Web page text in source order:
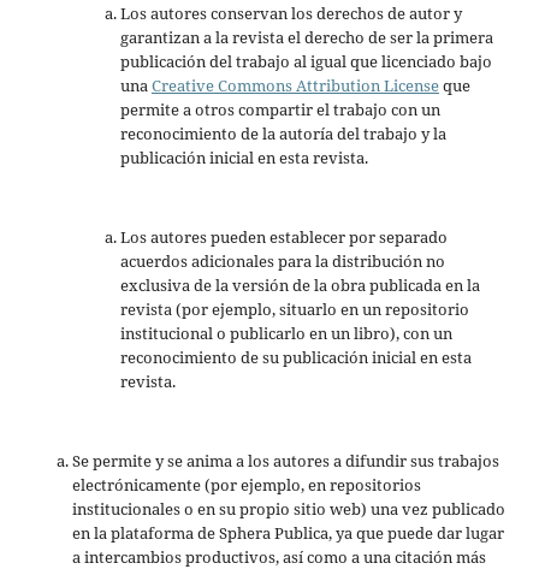
Los autores conservan los derechos de autor y
garantizan a la revista el derecho de ser la primera
publicación del trabajo al igual que licenciado bajo
unaCreative Commons Attribution Licenseque
permite a otros compartir el trabajo con un
reconocimiento de la autoría del trabajo y la
publicación inicial en esta revista.
Los autores pueden establecer por separado
acuerdos adicionales para la distribución no
exclusiva de la versión de la obra publicada en la
revista (por ejemplo, situarlo en un repositorio
institucional o publicarlo en un libro), con un
reconocimiento de su publicación inicial en esta
revista.
Se permite y se anima a los autores a difundir sus trabajos
electrónicamente (por ejemplo, en repositorios
institucionales o en su propio sitio web) una vez publicado
en la plataforma de Sphera Publica, ya que puede dar lugar
a intercambios productivos, así como a una citación más